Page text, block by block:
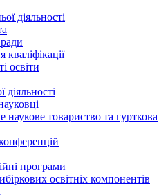
діяльності
освіти
наукове товариство та гурткова
програми
освітніх компонентів